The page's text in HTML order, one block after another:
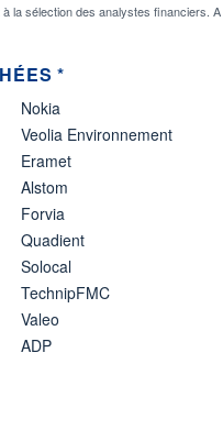
la sélection des analystes
*
Nokia
Veolia Environnement
Eramet
Alstom
Forvia
Quadient
Solocal
TechnipFMC
Valeo
ADP